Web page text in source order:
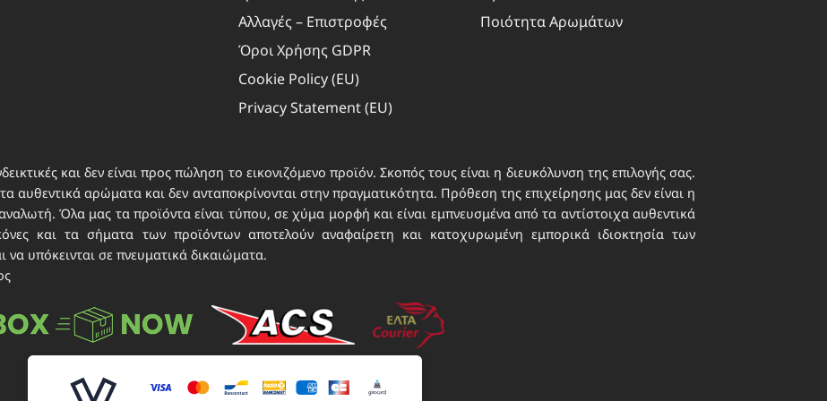
Αποθήκευση και επικοινωνία επιλογών
Αλλαγές – Επιστροφές
Όροι Χρήσης GDPR
Cookie Policy (EU)
Privacy Statement (EU)
Ποιότητα Αρωμάτων
και δεν είναι προς πώληση το εικονιζόμενο προϊόν. Σκοπός τους είναι η διευκόλυνση της επιλογής σας.
αυθεντικά αρώματα και δεν ανταποκρίνονται στην πραγματικότητα. Πρόθεση της επιχείρησης μας δεν είναι η
Όλα μας τα προϊόντα είναι τύπου, σε χύμα μορφή και είναι εμπνευσμένα από τα αντίστοιχα αυθεντικά
και τα σήματα των προϊόντων αποτελούν αναφαίρετη και κατοχυρωμένη εμπορικά ιδιοκτησία των
να υπόκεινται σε πνευματικά δικαιώματα.